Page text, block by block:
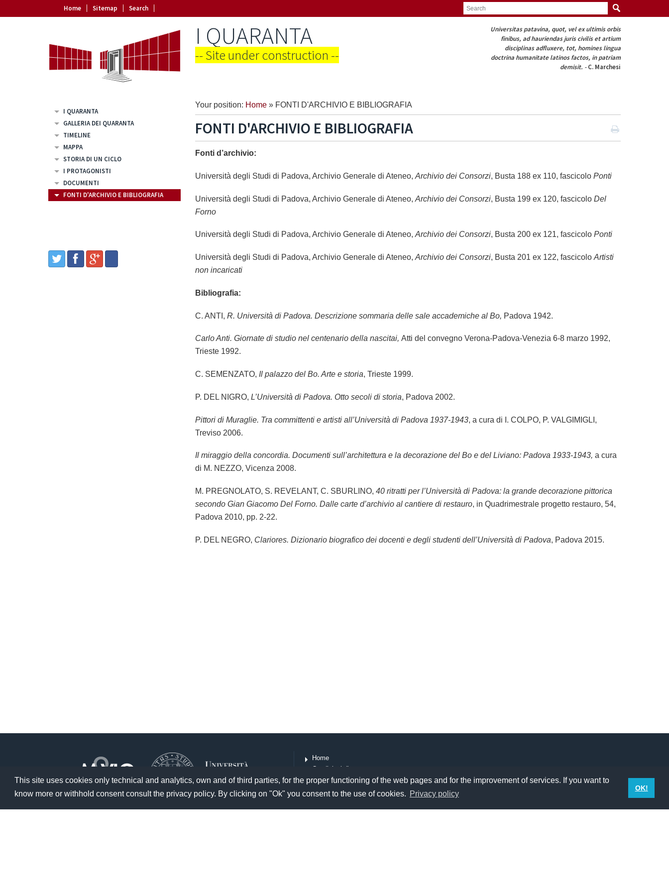
This site uses cookies only technical and analytics, own and of third parties, for the proper functioning of the web pages and for the improvement of services. If you want to
know more or withhold consent consult the privacy policy. By clicking on "Ok" you consent to the use of cookies. Privacy policy
OK!
Home Sitemap Search
I QUARANTA
-- Site under construction --
Universitas patavina, quot, vel ex ultimis orbis
finibus, ad hauriendas juris civilis et artium
disciplinasadfluxere, tot, homines lingua
doctrina humanitate latinos factos, in patriam
demisit. -C. Marchesi
I QUARANTA
GALLERIA DEI QUARANTA
TIMELINE
MAPPA
STORIA DI UN CICLO
I PROTAGONISTI
DOCUMENTI
FONTI D'ARCHIVIO E BIBLIOGRAFIA
Your position: Home» FONTI D'ARCHIVIO E BIBLIOGRAFIA
FONTI D'ARCHIVIO E BIBLIOGRAFIA
Fonti d’archivio:
Università degli Studi di Padova, Archivio Generale di Ateneo, Archivio dei Consorzi, Busta 188 ex 110, fascicolo Ponti
Università degli Studi di Padova, Archivio Generale di Ateneo, Archivio dei Consorzi, Busta 199 ex 120, fascicolo Del
Forno
Università degli Studi di Padova, Archivio Generale di Ateneo, Archivio dei Consorzi, Busta 200 ex 121, fascicolo Ponti
Università degli Studi di Padova, Archivio Generale di Ateneo, Archivio dei Consorzi, Busta 201 ex 122, fascicolo Artisti
non incaricati
Bibliografia:
C. ANTI, R. Università di Padova. Descrizione sommaria delle sale accademiche al Bo, Padova 1942.
Carlo Anti. Giornate di studio nel centenario della nascitai, Atti del convegno Verona-Padova-Venezia 6-8 marzo 1992,
Trieste 1992.
C. SEMENZATO, Il palazzo del Bo. Arte e storia, Trieste 1999.
P. DEL NIGRO, L’Università di Padova. Otto secoli di storia, Padova 2002.
Pittori di Muraglie. Tra committenti e artisti all’Università di Padova 1937-1943, a cura di I. COLPO, P. VALGIMIGLI,
Treviso 2006.
Il miraggio della concordia. Documenti sull’architettura e la decorazione del Bo e del Liviano: Padova 1933-1943, a cura
di M. NEZZO, Vicenza 2008.
M. PREGNOLATO, S. REVELANT, C. SBURLINO, 40 ritratti per l’Università di Padova: la grande decorazione pittorica
secondo Gian Giacomo Del Forno. Dalle carte d’archivio al cantiere di restauro, in Quadrimestrale progetto restauro, 54,
Padova 2010, pp. 2-22.
P. DEL NEGRO, Clariores. Dizionario biografico dei docenti e degli studenti dell’Università di Padova, Padova 2015.
Home
Condizioni d'uso
Privacy
Crediti